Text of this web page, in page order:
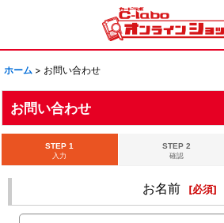
ホーム > お問い合わせ
お問い合わせ
STEP 1
入力
STEP 2
確認
お名前 [必須]